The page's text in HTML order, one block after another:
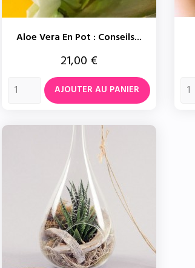
Aloe Vera En Pot : Conseils...
Prix
21,00 €
AJOUTER AU PANIER